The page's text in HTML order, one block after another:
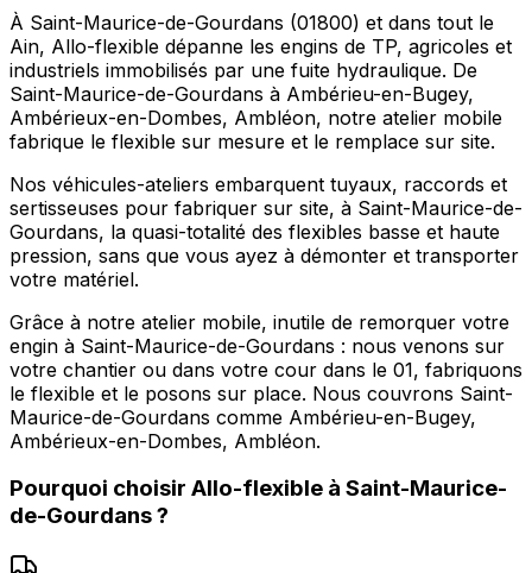
À Saint-Maurice-de-Gourdans (01800) et dans tout le
Ain, Allo-flexible dépanne les engins de TP, agricoles et
industriels immobilisés par une fuite hydraulique. De
Saint-Maurice-de-Gourdans à Ambérieu-en-Bugey,
Ambérieux-en-Dombes, Ambléon, notre atelier mobile
fabrique le flexible sur mesure et le remplace sur site.
Nos véhicules-ateliers embarquent tuyaux, raccords et
sertisseuses pour fabriquer sur site, à Saint-Maurice-de-
Gourdans, la quasi-totalité des flexibles basse et haute
pression, sans que vous ayez à démonter et transporter
votre matériel.
Grâce à notre atelier mobile, inutile de remorquer votre
engin à Saint-Maurice-de-Gourdans : nous venons sur
votre chantier ou dans votre cour dans le 01, fabriquons
le flexible et le posons sur place. Nous couvrons Saint-
Maurice-de-Gourdans comme Ambérieu-en-Bugey,
Ambérieux-en-Dombes, Ambléon.
Pourquoi choisir Allo-flexible à Saint-Maurice-
de-Gourdans?